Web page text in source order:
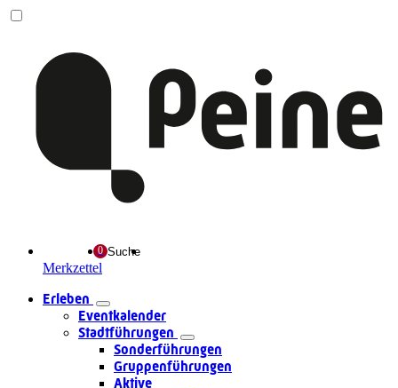
Merkzettel
Suche
Erleben
Eventkalender
Stadtführungen
Sonderführungen
Gruppenführungen
Aktive